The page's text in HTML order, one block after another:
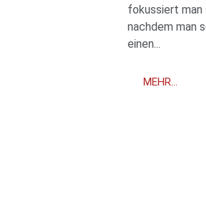
fokussiert man
nachdem man
einen...
MEHR...